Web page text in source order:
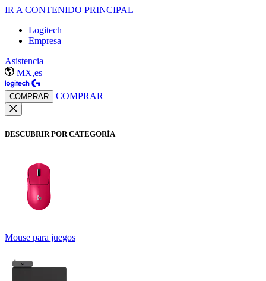
IR A CONTENIDO PRINCIPAL
Logitech
Empresa
Asistencia
MX,es
COMPRAR COMPRAR
DESCUBRIR POR CATEGORÍA
Mouse para juegos